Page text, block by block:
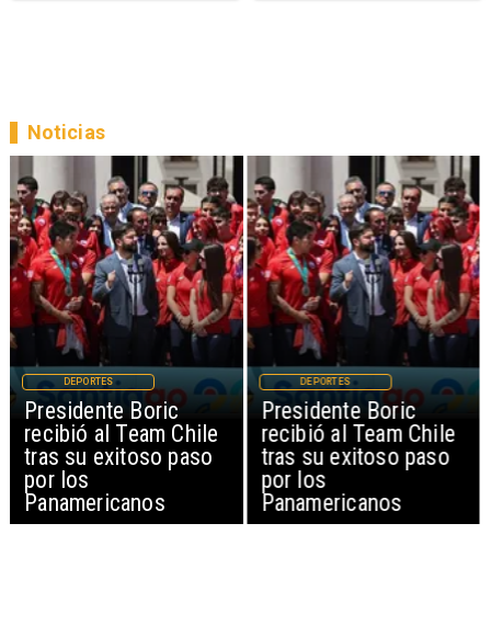
Presidente Boric
recibió al Team Chile
tras su exitoso paso
por los
Panamericanos
DEPORTES
Presidente Boric
recibió al Team Chile
tras su exitoso paso
por los
Panamericanos
DEPORTES
Noticias